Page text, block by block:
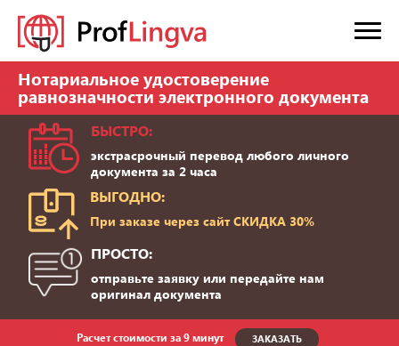
Нотариальное удостоверение
равнозначности электронного документа
БЫСТРО:
экстрасрочный перевод любого личного
документа за 2 часа
ВЫГОДНО:
При заказе через сайт СКИДКА 30%
ПРОСТО:
отправьте заявку или передайте нам
оригинал документа
Расчет стоимости за 9 минут ЗАКАЗАТЬ